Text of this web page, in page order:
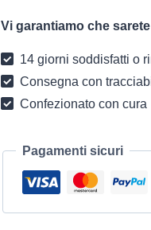
1,80
quantità
Vi garantiamo che
14 giorni soddisfatti o
Consegna con
Confezionato con cura
Pagamenti sicuri